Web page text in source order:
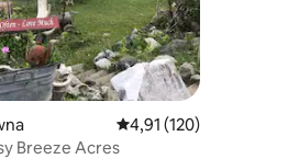
191 commentairesNote moyenne de
4,91 (120)
Breeze Acres